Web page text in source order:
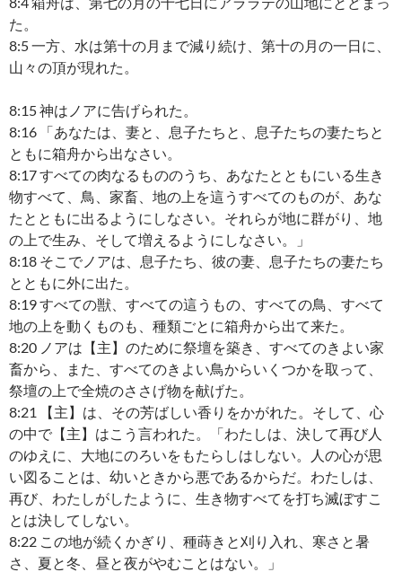
た。
8:5 一方、水は第十の月まで減り続け、第十の月の一日に、
山々の頂が現れた。
8:15 神はノアに告げられた。
8:16 「あなたは、妻と、息子たちと、息子たちの妻たちと
ともに箱舟から出なさい。
8:17 すべての肉なるもののうち、あなたとともにいる生き
物すべて、鳥、家畜、地の上を這うすべてのものが、あな
たとともに出るようにしなさい。それらが地に群がり、地
の上で生み、そして増えるようにしなさい。」
8:18 そこでノアは、息子たち、彼の妻、息子たちの妻たち
とともに外に出た。
8:19 すべての獣、すべての這うもの、すべての鳥、すべて
地の上を動くものも、種類ごとに箱舟から出て来た。
8:20 ノアは【主】のために祭壇を築き、すべてのきよい家
畜から、また、すべてのきよい鳥からいくつかを取って、
祭壇の上で全焼のささげ物を献げた。
8:21 【主】は、その芳ばしい香りをかがれた。そして、心
の中で【主】はこう言われた。「わたしは、決して再び人
のゆえに、大地にのろいをもたらしはしない。人の心が思
い図ることは、幼いときから悪であるからだ。わたしは、
再び、わたしがしたように、生き物すべてを打ち滅ぼすこ
とは決してしない。
8:22 この地が続くかぎり、種蒔きと刈り入れ、寒さと暑
さ、夏と冬、昼と夜がやむことはない。」